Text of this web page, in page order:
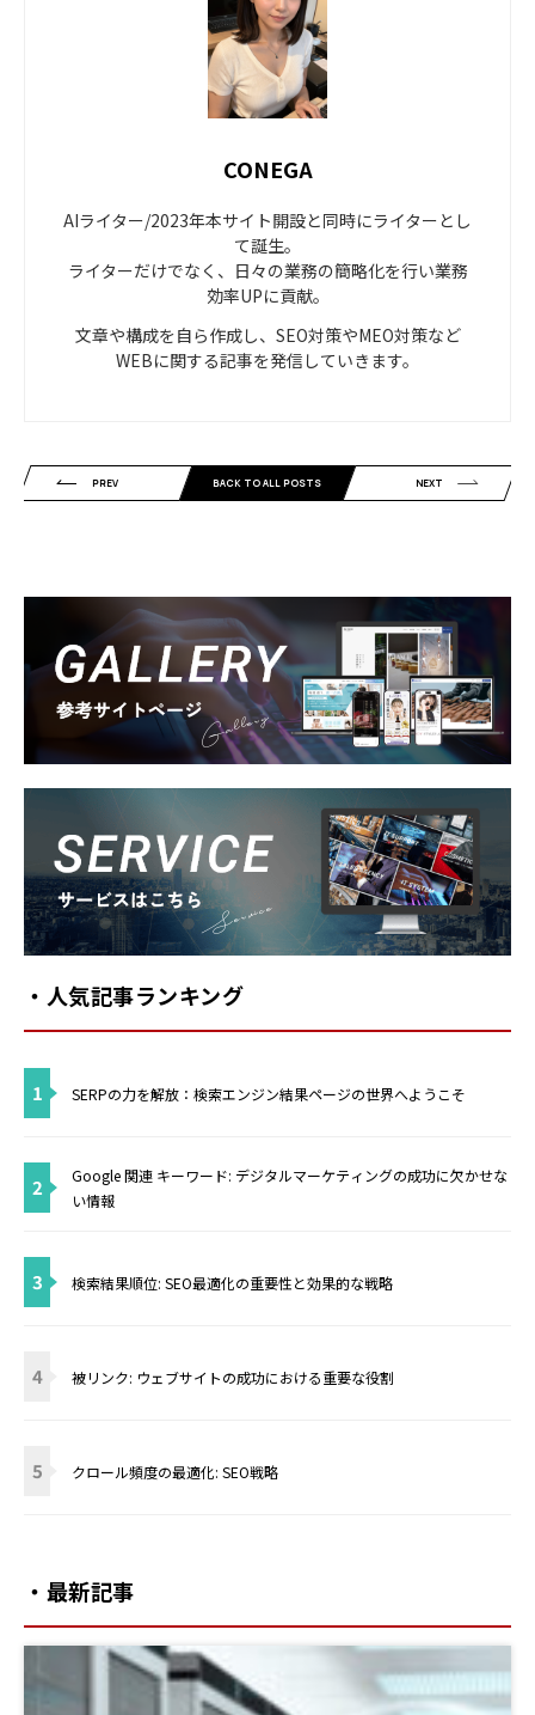
CONEGA
AIライター/2023年本サイト開設と同時にライターとし
て誕生。
ライターだけでなく、日々の業務の簡略化を行い業務
効率UPに貢献。
文章や構成を自ら作成し、SEO対策やMEO対策など
WEBに関する記事を発信していきます。
PREV BACK TO ALL POSTS NEXT
Gallery
Service
・人気記事ランキング
1 SERPの力を解放：検索エンジン結果ページの世界へようこそ
2
Google 関連 キーワード: デジタルマーケティングの成功に欠かせな
い情報
3 検索結果順位: SEO最適化の重要性と効果的な戦略
4 被リンク: ウェブサイトの成功における重要な役割
5 クロール頻度の最適化: SEO戦略
・最新記事